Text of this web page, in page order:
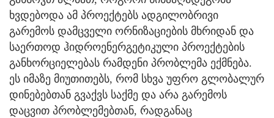
ხვდებოდა ამ პროექტებს ადგილობრივი
გარემოს დამცველი ორნიზაციების მხრიდან და
საერთოდ ჰიდროენერგეტიკული პროექტების
განხორციელებას რამდენი პრობლემა ექმნება.
ეს იმაზე მიუთითებს, რომ სხვა უფრო გლობალურ
დინებებთან გვაქვს საქმე და არა გარემოს
დაცვით პრობლემებთან, რადგანაც